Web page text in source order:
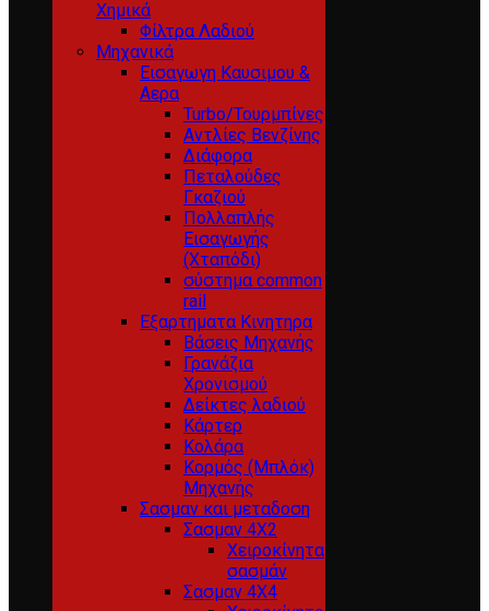
Χημικά
Φίλτρα Λαδιού
Μηχανικά
Εισαγωγη Καυσιμου &
Αερα
Turbo/Τουρμπίνες
Αντλίες Βενζίνης
Διάφορα
Πεταλούδες
Γκαζιού
Πολλαπλής
Εισαγωγής
(Χταπόδι)
σύστημα common
rail
Εξαρτηματα Κινητηρα
Βάσεις Μηχανής
Γρανάζια
Χρονισμού
Δείκτες λαδιού
Κάρτερ
Κολάρα
Κορμός (Μπλόκ)
Μηχανής
Σασμαν και μεταδοση
Σασμαν 4Χ2
Χειροκίνητα
σασμάν
Σασμαν 4Χ4